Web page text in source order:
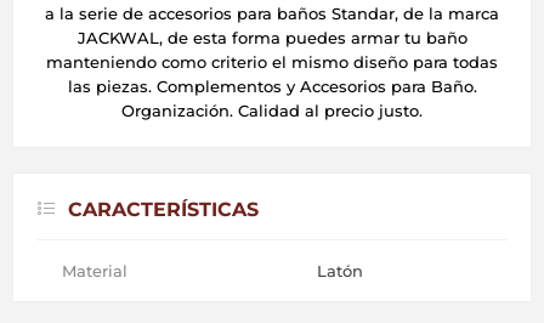
a la serie de accesorios para baños Standar, de la marca
JACKWAL, de esta forma puedes armar tu baño
manteniendo como criterio el mismo diseño para todas
las piezas. Complementos y Accesorios para Baño.
Organización. Calidad al precio justo.
CARACTERÍSTICAS
Material Latón